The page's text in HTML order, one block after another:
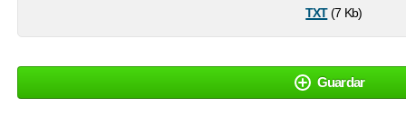
txt(7 Kb)
Guardar